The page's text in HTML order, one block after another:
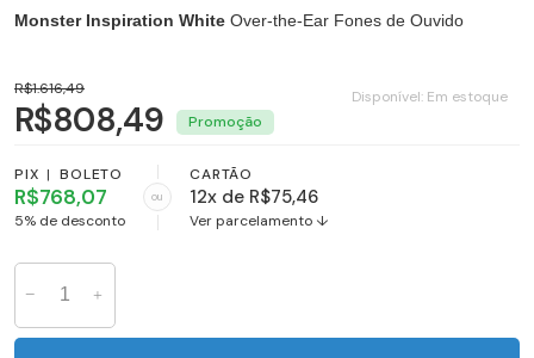
Monster Inspiration White Over-the-Ear Fones de Ouvido
Disponível: Em estoque
R$1.616,49
R$808,49
PIX | BOLETO
R$768,07
5% de desconto
ou
CARTÃO
12x de R$75,46
Ver parcelamento ↓